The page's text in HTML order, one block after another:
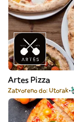
Artes Pizza
Zatvoreno do: Utorak